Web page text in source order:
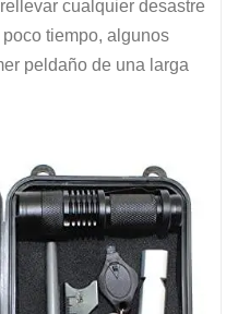
cualquier desastre
tiempo, algunos
peldaño de una larga